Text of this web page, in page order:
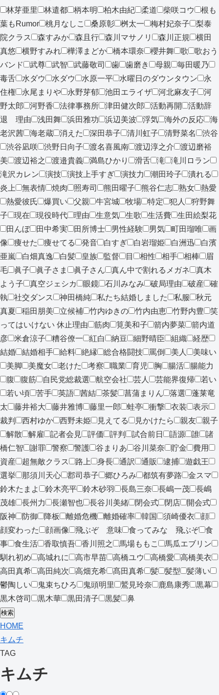
林芽亜里
林遣都 柄本明 柏木由紀 柔道 柴咲コウ
根も
葉もRumor
桃月なしこ 桑原彰 桝太一 梅村妃奈子
梨泰
院クラス
森すみか 森且行 森川マサノリ 森川正規
横田
真悠
横野すみれ 樺澤まどか 橋本環奈 櫻井舞 歌
歌おう
バンド
武尊 武智 武藤敬司 歯 歯磨き 母親
毎田暖乃
毒舌
水ダウ 水ダウ 水原一平 水曜日のダウンタウン
永
住権
永尾まりや 永野芽郁 池田エライザ 河北麻友子
河
野太郎
河野香 法律事務所 津田健次郎 活動再開
活動辞
退 理由
浅田舞 浜田雅功 浜辺美波 浮気 海外の反応
海
老沢茜
海老蔵 消えた 深田恭子 清川虹子 清野菜名
渋谷
渋谷凪咲
渋野日向子 渡名喜風南 渡辺淳之介
渡辺磨裕
美
渡辺裕之 渡邉貴義 満島ひかり 滑舌 滝
滝川ロラン
滝沢カレン
演技 演技上手すぎ 演技力 潮田玲子
潰れる
炎上
無表情 焼肉 照寿司 熊田曜子 熊谷仁志 熟女
熱愛
熱愛彼氏
爆買い 父親 牛宮城 牧場 特定 犯人
狩野舞
子
現在 現役時代 理由 生意気 生歌 生活費
生田絵梨花
田んぼ
田中希実 田所博士 男性経験 男気 町田瑠唯
画
像
痩せた 痩せてる 発音 白すぎ 白岩瑠姫 白洲迅
白濱
亜嵐
白畑真逸 白髪 皇族 監督 目 相性 相手 相棒
眉
毛
眞子 眞子さま 眞子さん 真ん中で割れるメガネ
真木
よう子
真空ジェシカ 眼鏡 石川みなみ 破局理由 破産
確
執
社交ダンス 神田橋純 私たち結婚しました 私服
秋元
真夏
稲田朋美 立候補 竹内ゆきの 竹内由恵 竹野内豊
笑
ってはいけない 休止理由
筋肉 筧美和子 箭内夢菜
箭内道
彦
米倉涼子 糟谷僚一 紅白 納豆 細野晴臣 組織
経歴
結婚
結婚相手 給料 絶縁 総合格闘技 罵倒 美人
美味い
美脚
美魔女 老けた 考察 職業 育児 胸 腸活
腸能力
腹
腹筋 自民党総裁選 航空会社 芸人 芸能界復帰
若い
若い頃
苦手 英語 茜結 茶髪 菖蒲まりん 落選
蓬莱竜
太
藤井裕大 藤井雅博 藤里一郎 蛙亭 衝撃 衣装
表示
裁判
西村ゆか 西野未姫 見えてる 見かけたら 親友
親子
解散
解雇 記者会見 評価 評判 試合前日 語源 誰
諸
橋仁智
謝罪 警察 警護 谷まりあ 谷川菜奈 貯金
費用
資産
超無敵クラス 路上 身長 通訳 通販 逮捕
遊戯王
選挙
那須川天心 郡司恭子 郷ひろみ 都筑有夢路
金スマ
鈴木たまよ
鈴木亮平 鈴木砂羽 長島三奈 長嶋一茂
長嶋
茂雄
長州力 長瀬智也 長谷川美緒 閉会式 閉店
開会式
阪神
防御 降板 離婚危機 離婚確率 韓国 須崎優衣
顔
顔変わった
顔画像 飛ぶぞ 意味 食ってみな 飛ぶぞ
食
事
食生活 香取慎吾 香川照之 馬場ももこ
馬瓜エブリン
馴れ初め
高城れに 高市早苗 高橋ユウ 高橋愛
高橋美衣
高田真希
高田純次 高畑充希 髙田真希 髪 髪型
髪薄い
鬱陶しい
鬼束ちひろ 鬼頭明里 鷲見玲奈 鹿島康秀
黒幕
黒木啓司
黒木華 黒田清子 黒髪 鼻
検索
HOME
キムチ
TAG
キムチ